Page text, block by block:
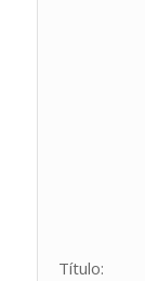
Título: